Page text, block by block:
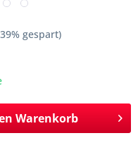
gespart)
Warenkorb